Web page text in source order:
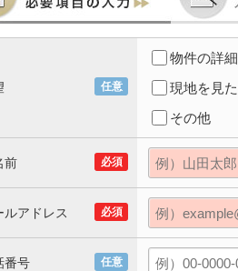
任意
物件の詳
現地を見
その他
必須
前
必須
ルアドレス
任意
番号